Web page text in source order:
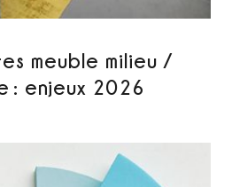
meuble milieu /
: enjeux 2026